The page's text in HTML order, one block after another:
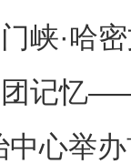
峡·哈
团记忆
中心举